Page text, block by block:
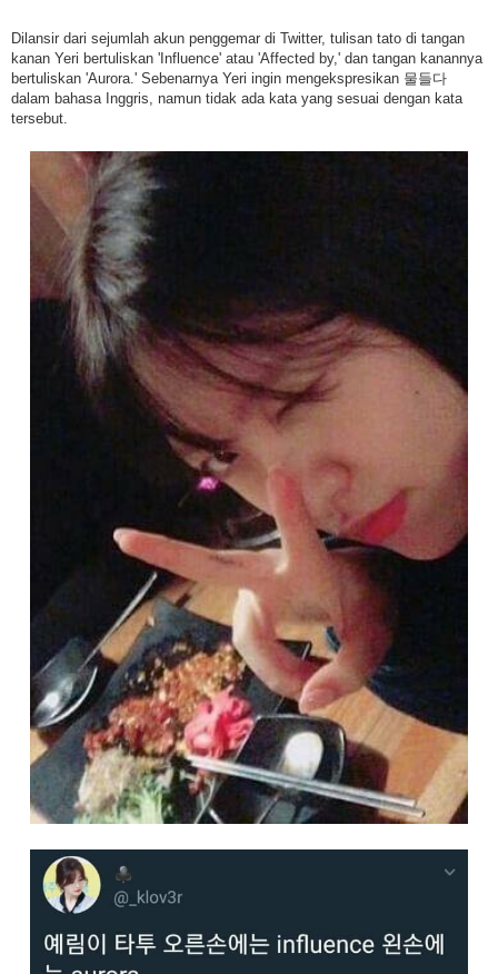
Dilansir dari sejumlah akun penggemar di Twitter, tulisan tato di tangan
kanan Yeri bertuliskan 'Influence' atau 'Affected by,' dan tangan kanannya
bertuliskan 'Aurora.' Sebenarnya Yeri ingin mengekspresikan 물들다
dalam bahasa Inggris, namun tidak ada kata yang sesuai dengan kata
tersebut.